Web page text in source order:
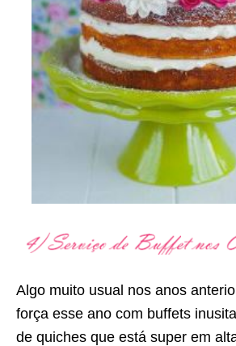
Algo muito usual nos anos
força esse ano com buffets
de quiches que está super em